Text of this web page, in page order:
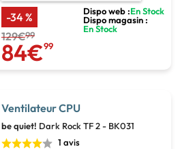
-34 %
129€99
84€99
Dispo web :En Stock
Dispo magasin :
En Stock
Ventilateur CPU
be quiet! Dark Rock TF 2 - BK031
1 avis